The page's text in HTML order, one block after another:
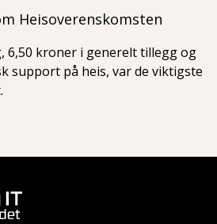
Heisoverenskomsten
6,50 kroner i generelt tillegg og
support på heis, var de viktigste